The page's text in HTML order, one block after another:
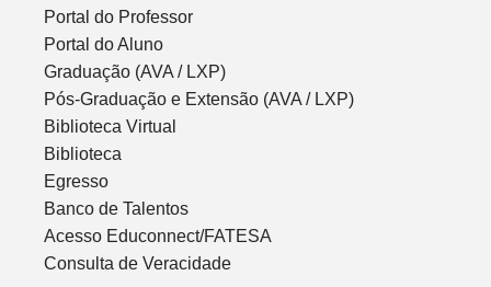
Portal do Professor
Portal do Aluno
Graduação (AVA / LXP)
Pós-Graduação e Extensão (AVA / LXP)
Biblioteca Virtual
Biblioteca
Egresso
Banco de Talentos
Acesso Educonnect/FATESA
Consulta de Veracidade